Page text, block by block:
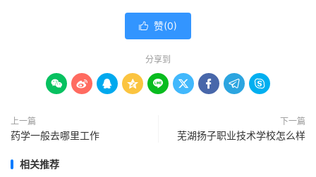
 赞(0)
分享到
        
上一篇
药学一般去哪里工作
下一篇
芜湖扬子职业技术学校怎么样
相关推荐